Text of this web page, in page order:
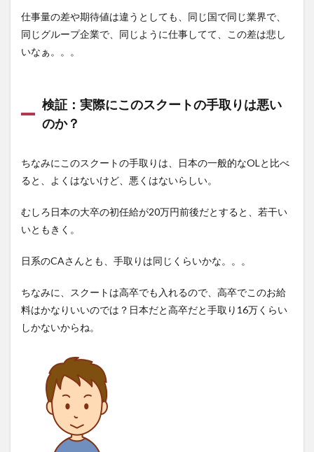
ち込
むス
クー
トク
仕事量の差や期待値は違うとしても、同じ国で同じ業界で、
同じグループ企業で、同じように仕事してて、この差は悲し
いなぁ。。。
検証：実際にこのスクートの手取りは悪い
のか？
ちなみにこのスクートの手取りは、日本の一般的なOLと比べ
ると、よくはないけど、悪くはないらしい。
むしろ日本の大卒の初任給が20万円前後だとすると、若干い
いともきく。
日系のCAさんとも、手取りは同じくらいかな。。。
ちなみに、スクートは高卒でも入れるので、高卒でこのお給
料はかなりいいのでは？日本だと高卒だと手取り16万くらい
しかないからね。